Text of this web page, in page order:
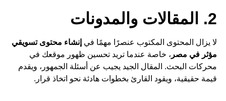
2. المقالات والمدونات
لا يزال المحتوى المكتوب عنصرًا مهمًا في إنشاء محتوى تسويقي
مؤثر في مصر ، خاصة عندما تريد تحسين ظهور موقعك في
محركات البحث. المقال الجيد يجيب عن أسئلة الجمهور، ويقدم
قيمة حقيقية، ويقود القارئ بخطوات هادئة نحو اتخاذ قرار.